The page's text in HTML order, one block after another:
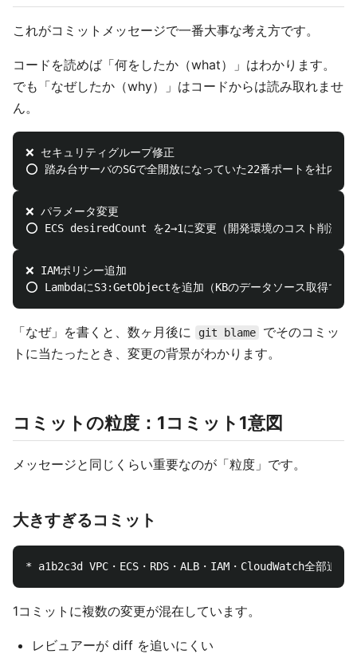
これがコミットメッセージで一番大事な考え方です。
コードを読めば「何をしたか（what）」はわかります。
でも「なぜしたか（why）」はコードからは読み取れませ
ん。
❌ セキュリティグループ修正
❌ パラメータ変更
❌ IAMポリシー追加
「なぜ」を書くと、数ヶ月後に git blame
でそのコミッ
トに当たったとき、変更の背景がわかります。
コミットの粒度：1コミット1意図
メッセージと同じくらい重要なのが「粒度」です。
大きすぎるコミット
1コミットに複数の変更が混在しています。
レビュアーが diff を追いにくい